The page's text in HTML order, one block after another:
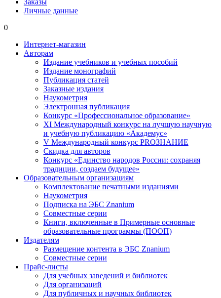
Заказы
Личные данные
0
Интернет-магазин
Авторам
Издание учебников и учебных пособий
Издание монографий
Публикация статей
Заказные издания
Наукометрия
Электронная публикация
Конкурс «Профессиональное образование»
XI Международный конкурс на лучшую научную
и учебную публикацию «Академус»
V Международный конкурс PROЗНАНИЕ
Скидка для авторов
Конкурс «Единство народов России: сохраняя
традиции, создаем будущее»
Образовательным организациям
Комплектование печатными изданиями
Наукометрия
Подписка на ЭБС Znanium
Совместные серии
Книги, включенные в Примерные основные
образовательные программы (ПООП)
Издателям
Размещение контента в ЭБС Znanium
Совместные серии
Прайс-листы
Для учебных заведений и библиотек
Для организаций
Для публичных и научных библиотек